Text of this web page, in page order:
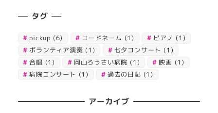
タグ
pickup (6) コードネーム (1) ピアノ (1)
ボランティア演奏 (1) 七夕コンサート (1)
合唱 (1) 岡山ろうさい病院 (1) 映画 (1)
病院コンサート (1) 過去の日記 (1)
アーカイブ